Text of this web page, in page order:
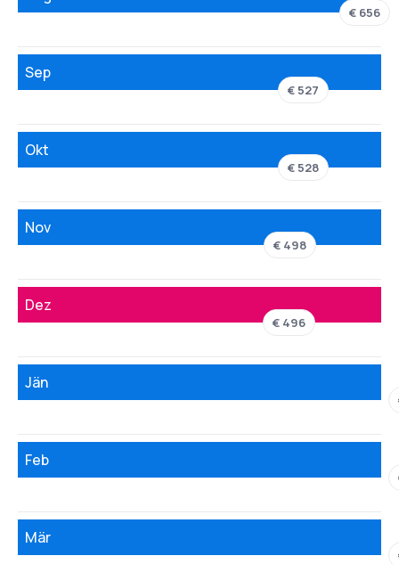
€ 656
Sep
€ 527
Okt
€ 528
Nov
€ 498
Dez
€ 496
Jän
Feb
Mär